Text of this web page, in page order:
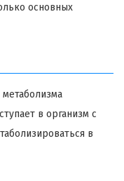
основных
метаболизма
в организм с
в